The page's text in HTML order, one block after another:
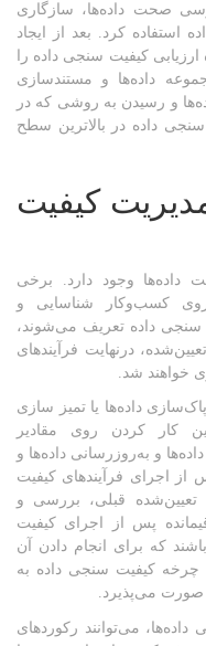
صحت داده‌ها، سازگاری
استفاده کرد. بعد از ایجاد
کیفیت سنجی داده را
داده‌ها و مستندسازی
و رسیدن به روشی که در
داده در بالاترین سطح
کیفیت
داده‌ها وجود دارد. برخی
روی کسب‌وکار شناسایی و
سنجی داده تعریف می‌شوند،
درنهایت فرآیندهای
خواهند شد.
داده‌ها یا تمیز سازی
کار کردن روی مقادیر
و به‌روزرسانی داده‌ها و
اجرای فرآیندهای کیفیت
تعیین‌شده قبلی، بررسی و
پس از اجرای کیفیت
که برای انجام دادن آن
چرخه کیفیت سنجی داده به
صورت می‌پذیرد.
می‌توانند رکوردهای